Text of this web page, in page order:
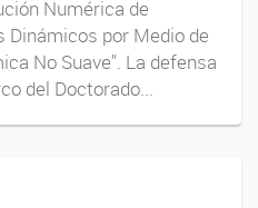
Numérica de
por Medio de
No Suave". La defensa
del Doctorado...